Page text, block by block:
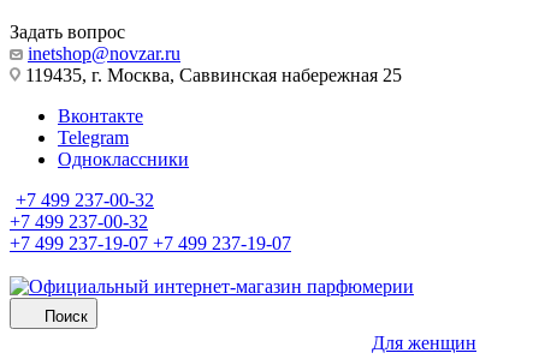
Задать вопрос
inetshop@novzar.ru
119435, г. Москва, Саввинская набережная 25
Вконтакте
Telegram
Одноклассники
+7 499 237-00-32
+7 499 237-00-32
+7 499 237-19-07 +7 499 237-19-07
Поиск
Для женщин